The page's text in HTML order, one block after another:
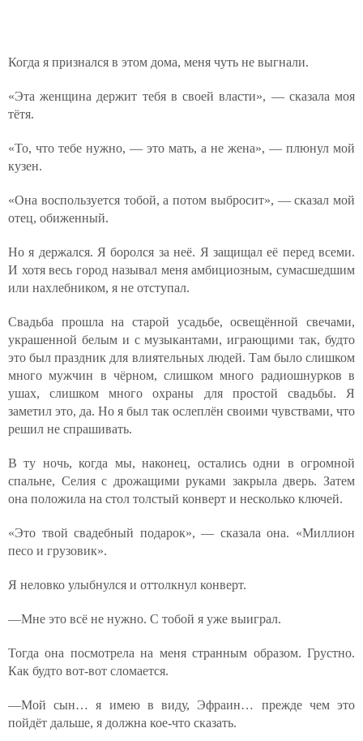
Когда я признался в этом дома, меня чуть не выгнали.
«Эта женщина держит тебя в своей власти», — сказала моя
тётя.
«То, что тебе нужно, — это мать, а не жена», — плюнул мой
кузен.
«Она воспользуется тобой, а потом выбросит», — сказал мой
отец, обиженный.
Но я держался. Я боролся за неё. Я защищал её перед всеми.
И хотя весь город называл меня амбициозным, сумасшедшим
или нахлебником, я не отступал.
Свадьба прошла на старой усадьбе, освещённой свечами,
украшенной белым и с музыкантами, играющими так, будто
это был праздник для влиятельных людей. Там было слишком
много мужчин в чёрном, слишком много радиошнурков в
ушах, слишком много охраны для простой свадьбы. Я
заметил это, да. Но я был так ослеплён своими чувствами, что
решил не спрашивать.
В ту ночь, когда мы, наконец, остались одни в огромной
спальне, Селия с дрожащими руками закрыла дверь. Затем
она положила на стол толстый конверт и несколько ключей.
«Это твой свадебный подарок», — сказала она. «Миллион
песо и грузовик».
Я неловко улыбнулся и оттолкнул конверт.
—Мне это всё не нужно. С тобой я уже выиграл.
Тогда она посмотрела на меня странным образом. Грустно.
Как будто вот-вот сломается.
—Мой сын… я имею в виду, Эфраин… прежде чем это
пойдёт дальше, я должна кое-что сказать.